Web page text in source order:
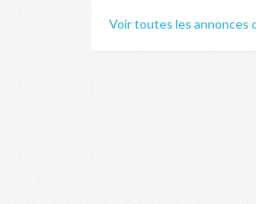
Voir toutes les annonces